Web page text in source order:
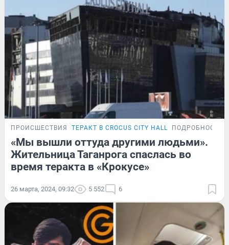
ПРОИСШЕСТВИЯ ТЕРАКТ В CROCUS CITY HALL ПОДРОБНОСТИ
«Мы вышли оттуда другими людьми».
Жительница Таганрога спаслась во
время теракта в «Крокусе»
26 марта, 2024, 09:32 5 552 6